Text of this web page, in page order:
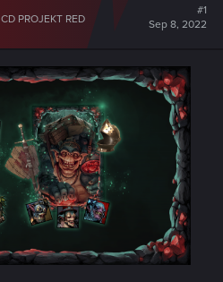
CD PROJEKT RED
#1
Sep 8, 2022